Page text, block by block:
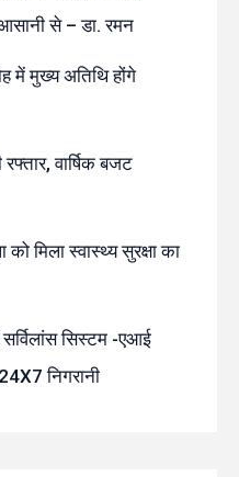
से – डा. रमन
में मुख्य अतिथि होंगे
वार्षिक बजट
मिला स्वास्थ्य सुरक्षा का
सिस्टम -एआई
निगरानी